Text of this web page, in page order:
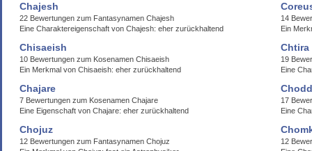
Chajesh
22 Bewertungen zum Fantasynamen Chajesh
Eine Charaktereigenschaft von Chajesh: eher zurückhaltend
14
Ein
Chisaeish
10 Bewertungen zum Kosenamen Chisaeish
Ein Merkmal von Chisaeish: eher zurückhaltend
Chtira
19
Eine
Chajare
7 Bewertungen zum Kosenamen Chajare
Eine Eigenschaft von Chajare: eher zurückhaltend
17
Eine
Chojuz
12 Bewertungen zum Fantasynamen Chojuz
12